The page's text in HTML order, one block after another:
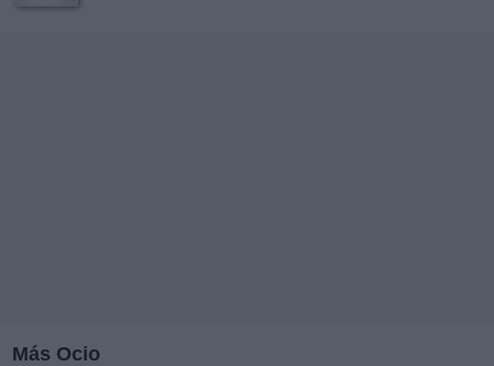
Más Ocio